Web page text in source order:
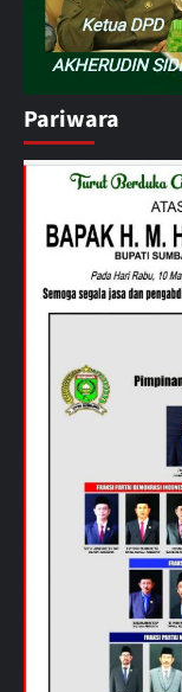
Pariwara